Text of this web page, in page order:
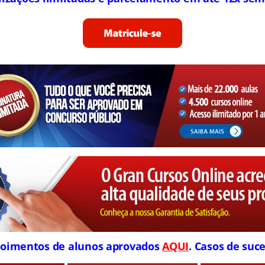
de alunos aprovadosAQUI. Casos de